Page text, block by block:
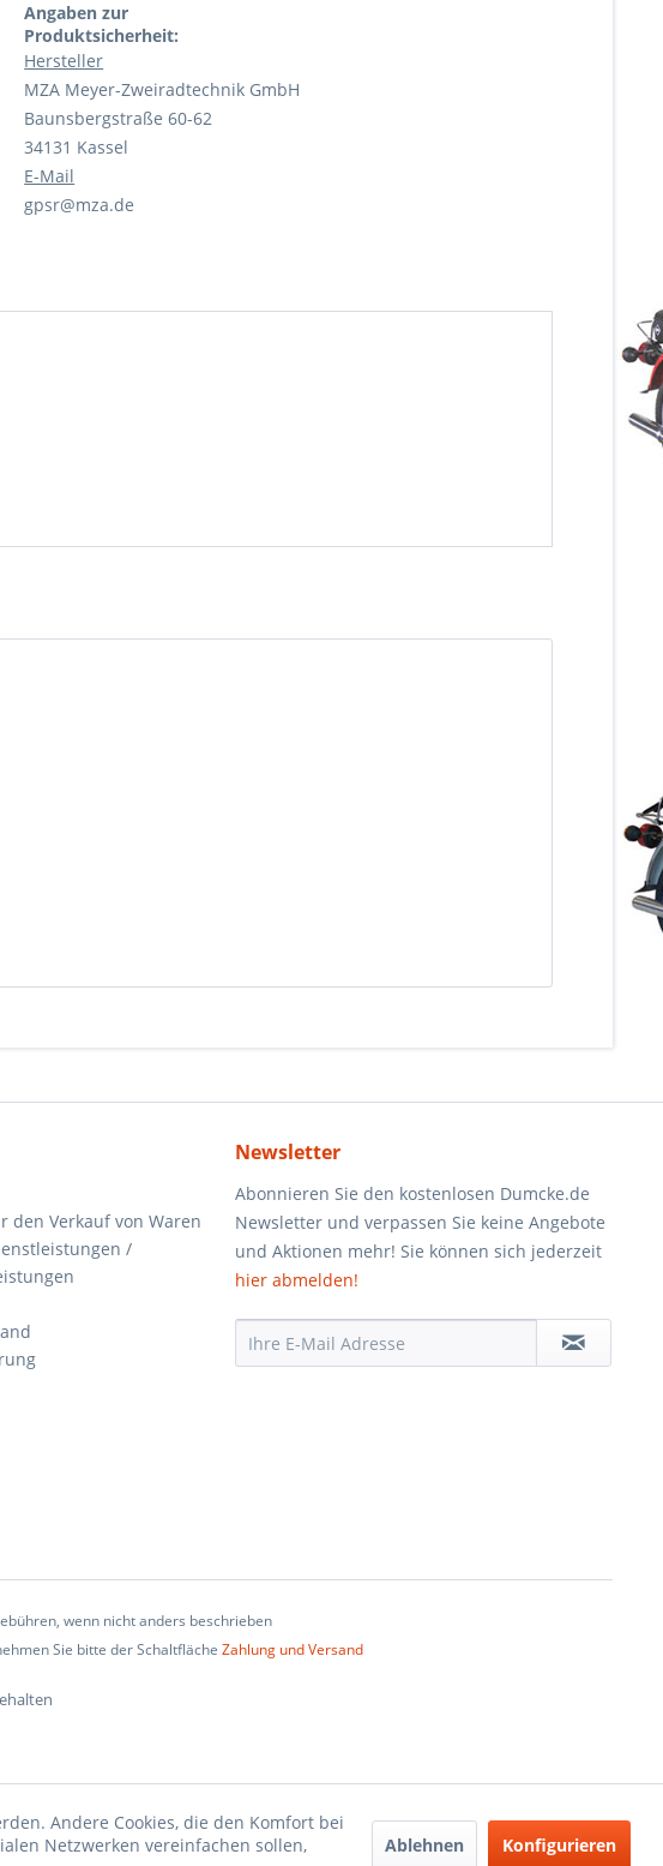
Angaben zur
Produktsicherheit:
Hersteller
MZA Meyer-Zweiradtechnik GmbH
Baunsbergstraße 60-62
34131 Kassel
E-Mail
gpsr@mza.de
den Verkauf von Waren
/
Newsletter
Abonnieren Sie den kostenlosen Dumcke.de
Newsletter und verpassen Sie keine Angebote
und Aktionen mehr! Sie können sich jederzeit
hier abmelden!
wenn nicht anders beschrieben
Sie bitte der Schaltfläche Zahlung und Versand
Andere Cookies, die den Komfort bei
Netzwerken vereinfachen sollen,
Ablehnen Konfigurieren